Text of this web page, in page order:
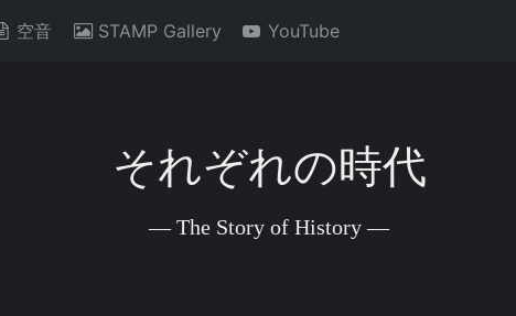
空音 STAMP Gallery YouTube
それぞれの時代
— The Story of History —